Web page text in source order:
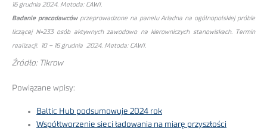
16 grudnia 2024. Metoda: CAWI.
Badanie pracodawcówprzeprowadzone na panelu Ariadna na ogólnopolskiej próbie
liczącej N=233 osób aktywnych zawodowo na kierowniczych stanowiskach. Termin
realizacji: 10 – 16 grudnia 2024. Metoda: CAWI.
Źródło: Tikrow
Powiązane wpisy:
Baltic Hub podsumowuje 2024 rok
Współtworzenie sieci ładowania na miarę przyszłości